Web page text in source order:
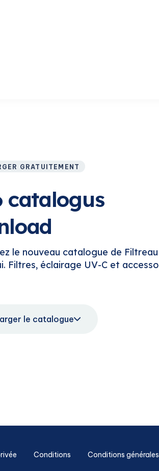
GRATUITEMENT
catalogus
le nouveau catalogue de
Filtres, éclairage UV-C et
le catalogue
Conditions Conditions générales